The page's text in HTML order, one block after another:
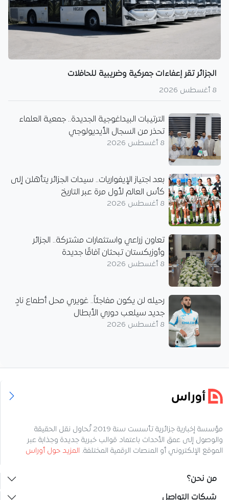
الجزائر تقر إعفاءات جمركية وضريبية للحافلات
8 أغسطس 2026
الترتيبات البيداغوجية الجديدة.. جمعية العلماء
تحذر من السجال الأيديولوجي
8 أغسطس 2026
بعد اجتياز الإيفواريات.. سيدات الجزائر يتأهلن إلى
كأس العالم لأول مرة عبر التاريخ
8 أغسطس 2026
تعاون زراعي واستثمارات مشتركة.. الجزائر
وأوزبكستان تبحثان آفاقًا جديدة
8 أغسطس 2026
رحيله لن يكون مفاجئاً.. غويري محل أطماع نادٍ
جديد سيلعب دوري الأبطال
8 أغسطس 2026
مؤسسة إخبارية جزائرية تأسست سنة 2019 تُحاول نقل الحقيقة
والوصول إلى عمق الأحداث باعتماد قوالب خبرية جديدة وجذابة عبر
الموقع الإلكتروني أو المنصات الرقمية المختلفة. المزيد حول أوراس
من نحن؟
شبكات التواصل